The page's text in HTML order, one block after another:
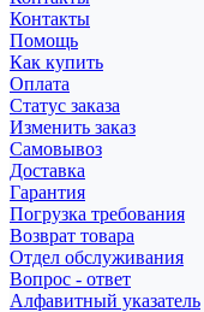
Контакты
Помощь
Как купить
Оплата
Статус заказа
Изменить заказ
Самовывоз
Доставка
Гарантия
Погрузка требования
Возврат товара
Отдел обслуживания
Вопрос - ответ
Алфавитный указатель